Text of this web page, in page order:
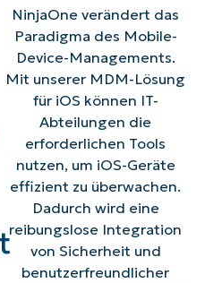
NinjaOne verändert das
Paradigma des Mobile-
Device-Managements.
Mit unserer MDM-Lösung
für iOS können IT-
Abteilungen die
erforderlichen Tools
nutzen, um iOS-Geräte
effizient zu überwachen.
Dadurch wird eine
reibungslose Integration
von Sicherheit und
benutzerfreundlicher